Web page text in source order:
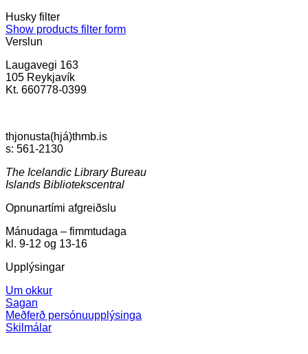
Husky filter
Show products filter form
Verslun
Laugavegi 163
105 Reykjavík
Kt. 660778-0399
thjonusta(hjá)thmb.is
s: 561-2130
The Icelandic Library Bureau
Islands Bibliotekscentral
Opnunartími afgreiðslu
Mánudaga – fimmtudaga
kl. 9-12 og 13-16
Upplýsingar
Um okkur
Sagan
Meðferð persónuupplýsinga
Skilmálar